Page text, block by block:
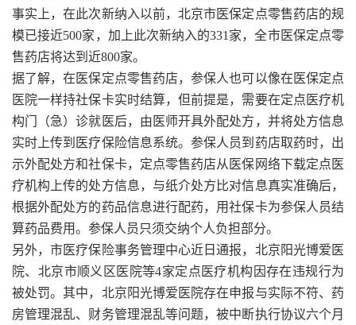
事实上，在此次新纳入以前，北京市医保定点零售药店的规
模已接近500家，加上此次新纳入的331家，全市医保定点零
售药店将达到近800家。
据了解，在医保定点零售药店，参保人也可以像在医保定点
医院一样持社保卡实时结算，但前提是，需要在定点医疗机
构门（急）诊就医后，由医师开具外配处方，并将处方信息
实时上传到医疗保险信息系统。参保人员到药店取药时，出
示外配处方和社保卡，定点零售药店从医保网络下载定点医
疗机构上传的处方信息，与纸介处方比对信息真实准确后，
根据外配处方的药品信息进行配药，用社保卡为参保人员结
算药品费用。参保人员只须交纳个人负担部分。
另外，市医疗保险事务管理中心近日通报，北京阳光博爱医
院、北京市顺义区医院等4家定点医疗机构因存在违规行为
被处罚。其中，北京阳光博爱医院存在申报与实际不符、药
房管理混乱、财务管理混乱等问题，被中断执行协议六个月